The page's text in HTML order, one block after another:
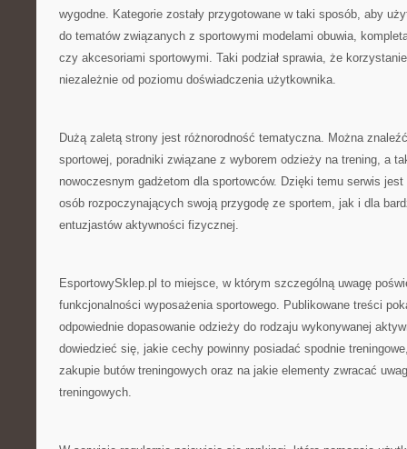
wygodne. Kategorie zostały przygotowane w taki sposób, aby
do tematów związanych z sportowymi modelami obuwia,
czy akcesoriami sportowymi. Taki podział sprawia, że
niezależnie od poziomu doświadczenia użytkownika.
Dużą zaletą strony jest różnorodność tematyczna. Można
sportowej, poradniki związane z wyborem odzieży na trening, a
nowoczesnym gadżetom dla sportowców. Dzięki temu serwis
osób rozpoczynających swoją przygodę ze sportem, jak i dla
entuzjastów aktywności fizycznej.
EsportowySklep.pl to miejsce, w którym szczególną uwagę
funkcjonalności wyposażenia sportowego. Publikowane treści
odpowiednie dopasowanie odzieży do rodzaju wykonywanej
dowiedzieć się, jakie cechy powinny posiadać spodnie
zakupie butów treningowych oraz na jakie elementy zwracać
treningowych.